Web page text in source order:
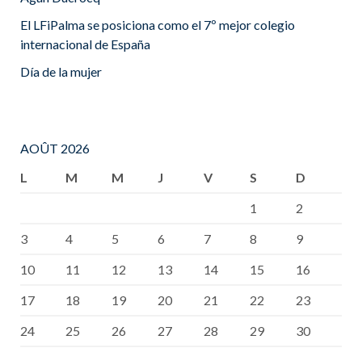
El LFiPalma se posiciona como el 7º mejor colegio
internacional de España
Día de la mujer
AOÛT 2026
L
M M J V S
D
1
2
3
4 5 6 7 8
9
10
11 12 13 14 15
16
17
18 19 20 21 22
23
24
25 26 27 28 29
30